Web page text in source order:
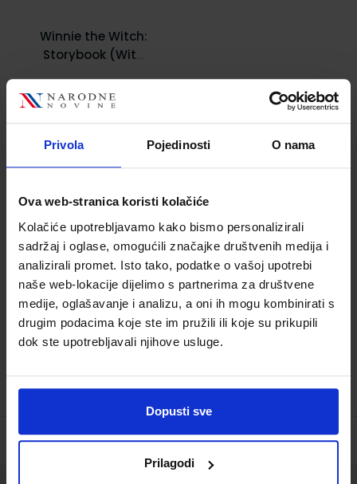
Privola Pojedinosti O nama
Ova web-stranica koristi kolačiće
Kolačiće upotrebljavamo kako bismo personalizirali
sadržaj i oglase, omogućili značajke društvenih medija i
analizirali promet. Isto tako, podatke o vašoj upotrebi
naše web-lokacije dijelimo s partnerima za društvene
medije, oglašavanje i analizu, a oni ih mogu kombinirati s
drugim podacima koje ste im pružili ili koje su prikupili
dok ste upotrebljavali njihove usluge.
Dopusti sve
Prilagodi
Winnie the Witch:
Storybook (With
Šifra proizvoda
525212
9,69 €